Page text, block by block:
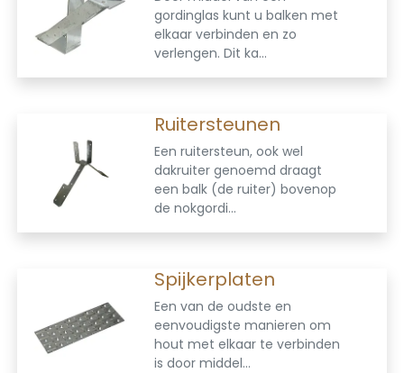
gordinglas kunt u balken met
elkaar verbinden en zo
verlengen. Dit ka...
Ruitersteunen
Een ruitersteun, ook wel
dakruiter genoemd draagt
een balk (de ruiter) bovenop
de nokgordi...
Spijkerplaten
Een van de oudste en
eenvoudigste manieren om
hout met elkaar te verbinden
is door middel...